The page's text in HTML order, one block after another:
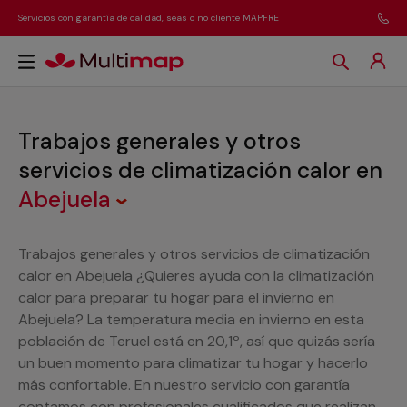
Servicios con garantía de calidad, seas o no cliente MAPFRE
Trabajos generales y otros
servicios de climatización calor en
Abejuela
Trabajos generales y otros servicios de climatización
calor en Abejuela ¿Quieres ayuda con la climatización
calor para preparar tu hogar para el invierno en
Abejuela? La temperatura media en invierno en esta
población de Teruel está en 20,1º, así que quizás sería
un buen momento para climatizar tu hogar y hacerlo
más confortable. En nuestro servicio con garantía